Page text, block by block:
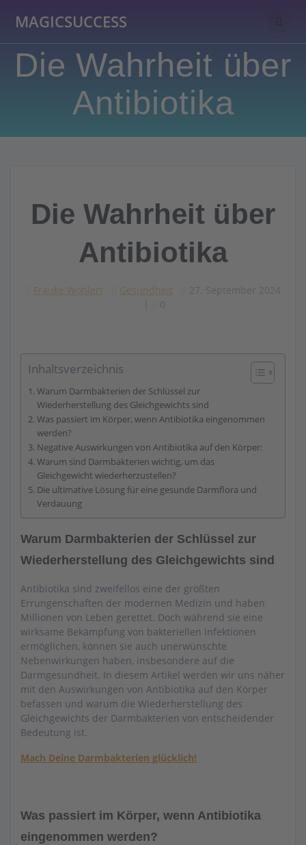
MAGICSUCCESS
Die Wahrheit über
Antibiotika
Die Wahrheit über
Antibiotika
Frauke Wohlert Gesundheit
27. September 2024
0
Inhaltsverzeichnis
Warum Darmbakterien der Schlüssel zur
Wiederherstellung des Gleichgewichts sind
Was passiert im Körper, wenn Antibiotika eingenommen
werden?
Negative Auswirkungen von Antibiotika auf den Körper:
Warum sind Darmbakterien wichtig, um das
Gleichgewicht wiederherzustellen?
Die ultimative Lösung für eine gesunde Darmflora und
Verdauung
Warum Darmbakterien der Schlüssel zur
Wiederherstellung des Gleichgewichts sind
Antibiotika sind zweifellos eine der größten
Errungenschaften der modernen Medizin und haben
Millionen von Leben gerettet. Doch während sie eine
wirksame Bekämpfung von bakteriellen Infektionen
ermöglichen, können sie auch unerwünschte
Nebenwirkungen haben, insbesondere auf die
Darmgesundheit. In diesem Artikel werden wir uns näher
mit den Auswirkungen von Antibiotika auf den Körper
befassen und warum die Wiederherstellung des
Gleichgewichts der Darmbakterien von entscheidender
Bedeutung ist.
Mach Deine Darmbakterien glücklich!
Was passiert im Körper, wenn Antibiotika
eingenommen werden?